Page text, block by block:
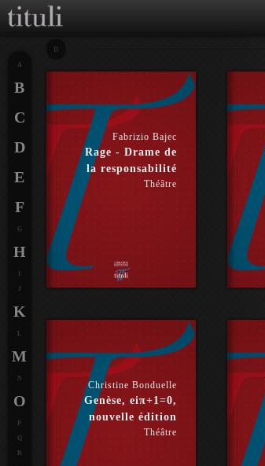
B
Fabrizio Bajec
Rage - Drame de
la responsabilité
Théâtre
Christine Bonduelle
Genèse, eiπ+1=0,
nouvelle édition
Théâtre
A
B
C
D
E
F
G
H
J
K
L
M
N
O
P
Q
R